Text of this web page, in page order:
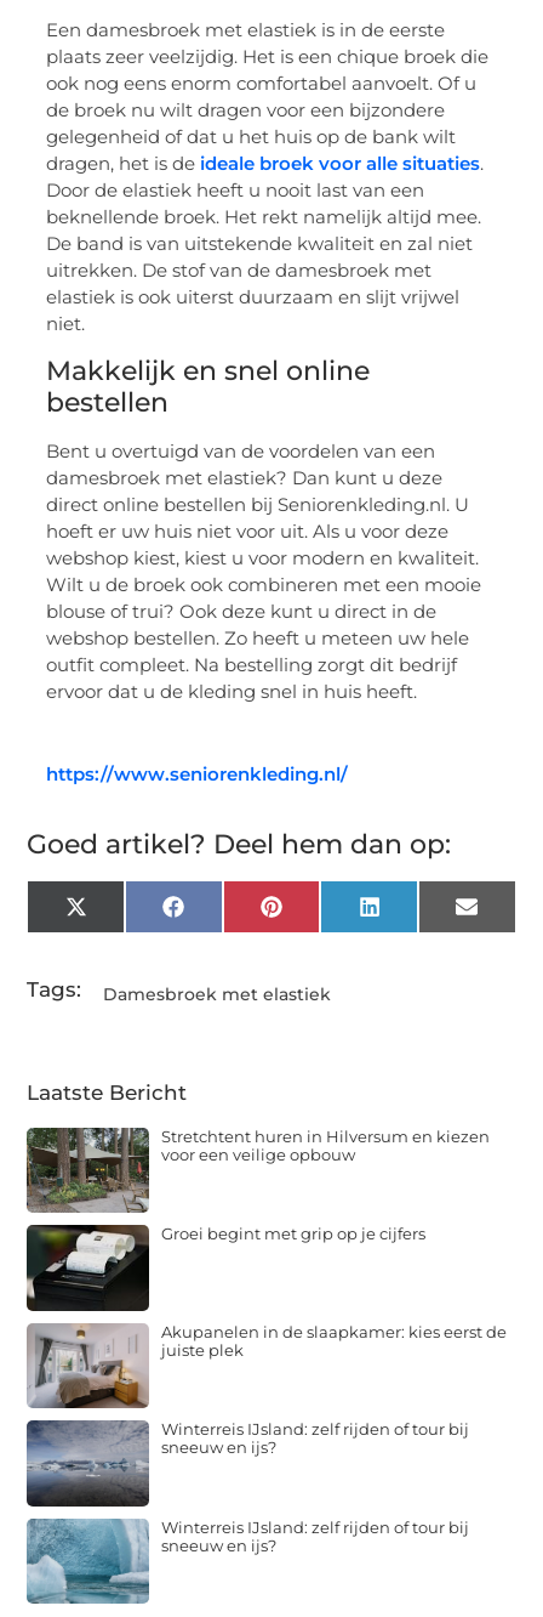
Een damesbroek met elastiek is in de eerste
plaats zeer veelzijdig. Het is een chique broek die
ook nog eens enorm comfortabel aanvoelt. Of u
de broek nu wilt dragen voor een bijzondere
gelegenheid of dat u het huis op de bank wilt
dragen, het is de ideale broek voor alle situaties.
Door de elastiek heeft u nooit last van een
beknellende broek. Het rekt namelijk altijd mee.
De band is van uitstekende kwaliteit en zal niet
uitrekken. De stof van de damesbroek met
elastiek is ook uiterst duurzaam en slijt vrijwel
niet.
Makkelijk en snel online
bestellen
Bent u overtuigd van de voordelen van een
damesbroek met elastiek? Dan kunt u deze
direct online bestellen bij Seniorenkleding.nl. U
hoeft er uw huis niet voor uit. Als u voor deze
webshop kiest, kiest u voor modern en kwaliteit.
Wilt u de broek ook combineren met een mooie
blouse of trui? Ook deze kunt u direct in de
webshop bestellen. Zo heeft u meteen uw hele
outfit compleet. Na bestelling zorgt dit bedrijf
ervoor dat u de kleding snel in huis heeft.
https://www.seniorenkleding.nl/
Goed artikel? Deel hem dan op:
X
(Twitter)
FacebookPinterestLinkedInEmail
Tags: Damesbroek met elastiek
Laatste Bericht
Stretchtent huren in Hilversum en kiezen
voor een veilige opbouw
Groei begint met grip op je cijfers
Akupanelen in de slaapkamer: kies eerst de
juiste plek
Winterreis IJsland: zelf rijden of tour bij
sneeuw en ijs?
Winterreis IJsland: zelf rijden of tour bij
sneeuw en ijs?